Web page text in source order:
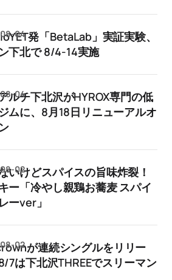
発「BetaLab」実証実験、
下北で 8/4-14実施
04
ルチ下北沢がHYROX専門の低
ムに、8月18日リニューアルオ
04
いけどスパイスの旨味炸裂！
ー「冷やし親鶏お蕎麦 スパイ
ーver」
02
が連続シングルをリリー
7は下北沢THREEでスリーマン
02